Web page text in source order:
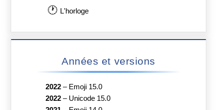
😿
Catégories Emoji